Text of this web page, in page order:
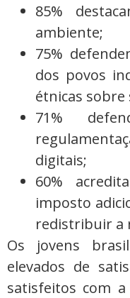
85%
ambiente;
75%
dos povos
étnicas
71%
digitais;
60%
imposto
redistribuir a
Os jovens
elevados de
satisfeitos com